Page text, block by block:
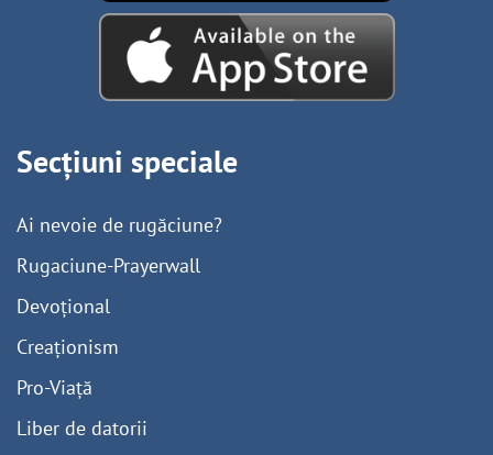
Secțiuni speciale
Ai nevoie de rugăciune?
Rugaciune-Prayerwall
Devoțional
Creaționism
Pro-Viață
Liber de datorii